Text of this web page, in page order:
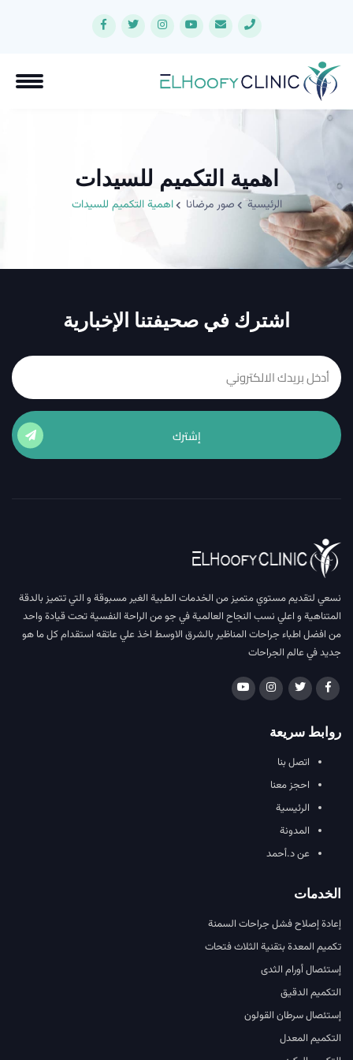
اهمية التكميم للسيدات
الرئيسية صور مرضانا اهمية التكميم للسيدات
اشترك في صحيفتنا الإخبارية
إشترك
نسعي لتقديم مستوي متميز من الخدمات الطبية الغير مسبوقة و التي تتميز بالدقة
المتناهية و اعلي نسب النجاح العالمية في جو من الراحة النفسية تحت قيادة واحد
من افضل اطباء جراحات المناظير بالشرق الاوسط اخذ علي عاتقه استقدام كل ما هو
جديد في عالم الجراحات
روابط سريعة
اتصل بنا
احجز معنا
الرئيسية
المدونة
عن د.أحمد
الخدمات
إعادة إصلاح فشل جراحات السمنة
تكميم المعدة بتقنية الثلاث فتحات
إستئصال أورام الثدى
التكميم الدقيق
إستئصال سرطان القولون
التكميم المعدل